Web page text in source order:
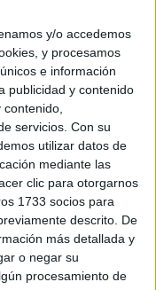
y/o accedemos
y procesamos
e información
publicidad y contenido
servicios. Con su
utilizar datos de
mediante las
clic para otorgarnos
1733 socios para
descrito. De
más detallada y
o negar su
procesamiento de
contra el pueblo
y donde
muerte directa de
ha arrojado el
justificación y no
Actualmente, el
Corte Internacional